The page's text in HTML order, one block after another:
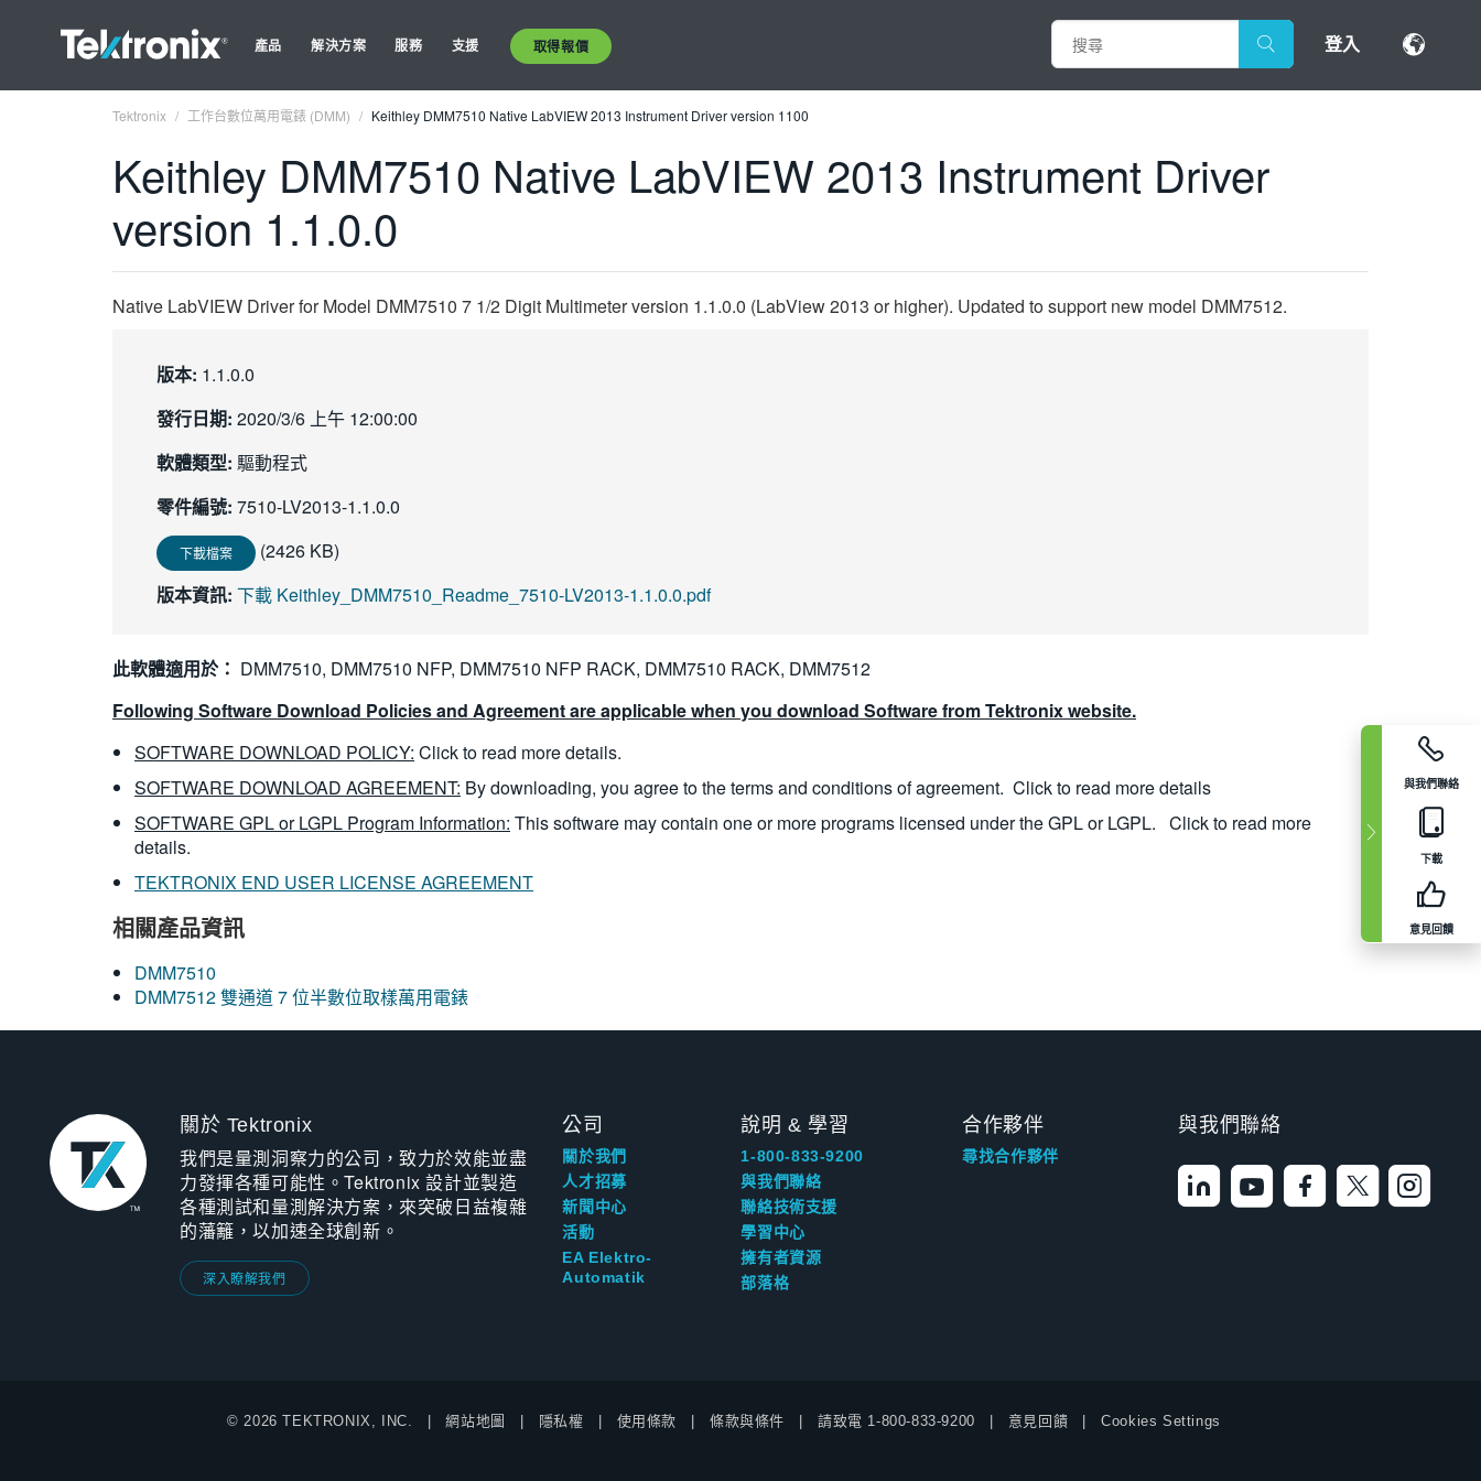
產品 解決方案 服務 支援 取得報價 登入
與我們聯絡
下載
意見回饋
Tektronix 工作台數位萬用電錶 (DMM) Keithley DMM7510 Native LabVIEW 2013 Instrument Driver version 1100
Keithley DMM7510 Native LabVIEW 2013 Instrument Driver
version 1.1.0.0
Native LabVIEW Driver for Model DMM7510 7 1/2 Digit Multimeter version 1.1.0.0 (LabView 2013 or higher). Updated to support new model DMM7512.
版本: 1.1.0.0
發行日期: 2020/3/6 上午 12:00:00
軟體類型: 驅動程式
零件編號: 7510-LV2013-1.1.0.0
下載檔案
(2426 KB)
版本資訊: 下載 Keithley_DMM7510_Readme_7510-LV2013-1.1.0.0.pdf
此軟體適用於： DMM7510, DMM7510 NFP, DMM7510 NFP RACK, DMM7510 RACK, DMM7512
Following Software Download Policies and Agreement are applicable when you download Software from Tektronix website.
SOFTWARE DOWNLOAD POLICY: Click to read more details.
SOFTWARE DOWNLOAD AGREEMENT: By downloading, you agree to the terms and conditions of agreement. Click to read more details
SOFTWARE GPL or LGPL Program Information: This software may contain one or more programs licensed under the GPL or LGPL. Click to read more
details.
TEKTRONIX END USER LICENSE AGREEMENT
相關產品資訊
DMM7510
DMM7512 雙通道 7 位半數位取樣萬用電錶
關於 Tektronix
我們是量測洞察力的公司，致力於效能並盡
力發揮各種可能性。Tektronix 設計並製造
各種測試和量測解決方案，來突破日益複雜
的藩籬，以加速全球創新。
深入瞭解我們
公司
關於我們
人才招募
新聞中心
活動
EA Elektro-
Automatik
說明 & 學習
1-800-833-9200
與我們聯絡
聯絡技術支援
學習中心
擁有者資源
部落格
合作夥伴
尋找合作夥伴
與我們聯絡
© 2026 TEKTRONIX, INC. 網站地圖 隱私權 使用條款 條款與條件 請致電 1-800-833-9200 意見回饋 Cookies Settings